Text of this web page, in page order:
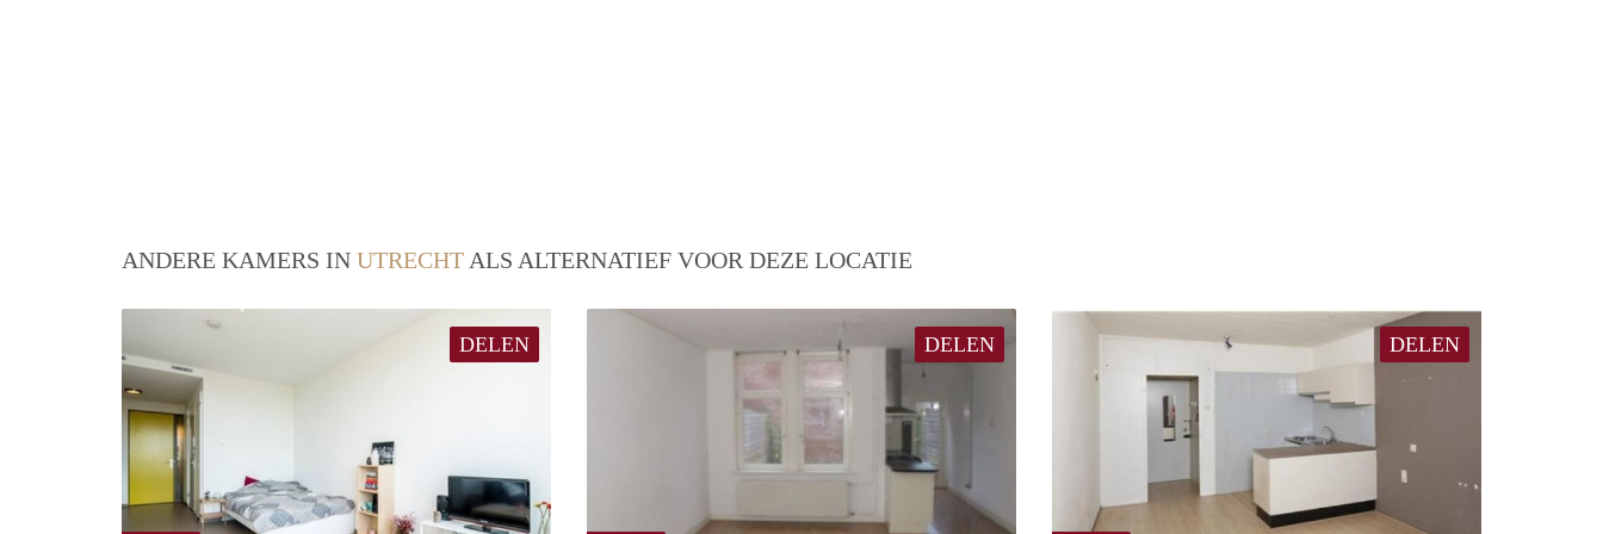
ANDERE KAMERS IN UTRECHT ALS ALTERNATIEF VOOR DEZE LOCATIE
DELEN DELEN DELEN